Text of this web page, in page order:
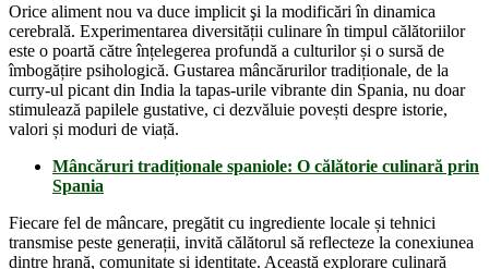
Orice aliment nou va duce implicit şi la modificări în dinamica
cerebrală. Experimentarea diversității culinare în timpul călătoriilor
este o poartă către înțelegerea profundă a culturilor și o sursă de
îmbogățire psihologică. Gustarea mâncărurilor tradiționale, de la
curry-ul picant din India la tapas-urile vibrante din Spania, nu doar
stimulează papilele gustative, ci dezvăluie povești despre istorie,
valori și moduri de viață.
Mâncăruri tradiționale spaniole: O călătorie culinară prin
Spania
Fiecare fel de mâncare, pregătit cu ingrediente locale și tehnici
transmise peste generații, invită călătorul să reflecteze la conexiunea
dintre hrană, comunitate și identitate. Această explorare culinară